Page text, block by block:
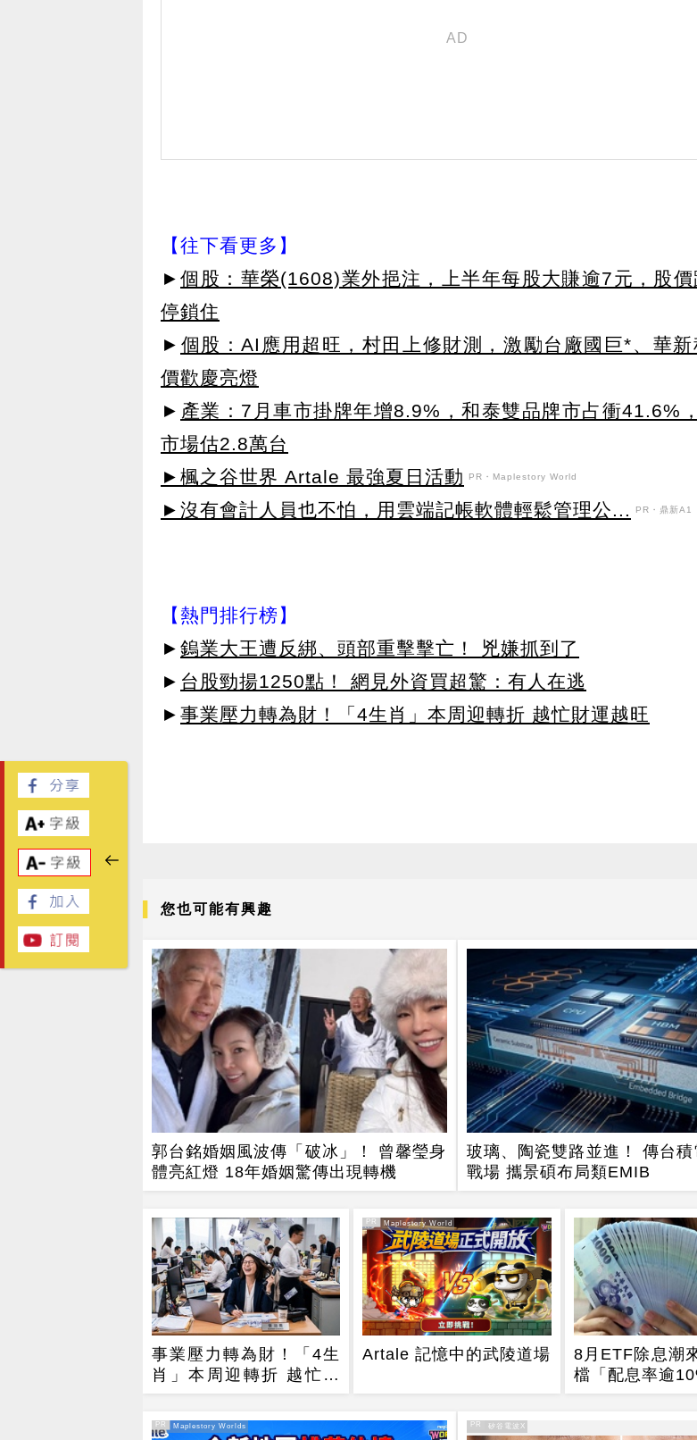
【往下看更多】
► 個股：華榮(1608)業外挹注，上半年每股大賺逾7元，股價
停鎖住
► 個股：AI應用超旺，村田上修財測，激勵台廠國巨*、華新
價歡慶亮燈
► 產業：7月車市掛牌年增8.9%，和泰雙品牌市占衝41.6%
市場估2.8萬台
►楓之谷世界 Artale 最強夏日活動
PR・Maplestory World
►沒有會計人員也不怕，用雲端記帳軟體輕鬆管理公... PR・鼎新A1
【熱門排行榜】
► 鎢業大王遭反綁、頭部重擊擊亡！ 兇嫌抓到了
► 台股勁揚1250點！ 網見外資買超驚：有人在逃
► 事業壓力轉為財！「4生肖」本周迎轉折 越忙財運越旺
您也可能有興趣
郭台銘婚姻風波傳「破冰」！ 曾馨瑩身
體亮紅燈 18年婚姻驚傳出現轉機
玻璃、陶瓷雙路並進！ 傳台積
戰場 攜景碩布局類EMIB
事業壓力轉為財！「4生
肖」本周迎轉折 越忙財
運越旺
PR
Artale 記憶中的武陵道場
PR・Maplestory World
8月ETF除息潮
檔「配息率逾
看
PR
PR・Maplestory Worlds PR
PR・矽谷電波X